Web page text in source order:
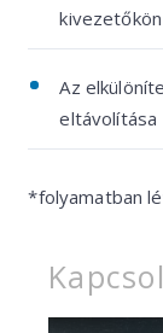
kivezetőkön
Az
eltávolítása
*folyamatban